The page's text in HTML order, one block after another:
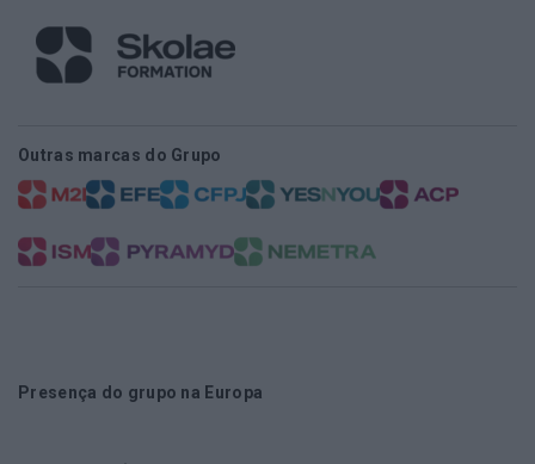
Outras marcas do Grupo
Presença do grupo na Europa